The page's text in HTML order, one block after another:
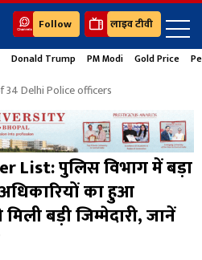
Follow लाइव टीवी
Donald Trump PM Modi Gold Price
34 Delhi Police officers
List: पुलिस विभाग में बड़ा
का हुआ
बड़ी जिम्मेदारी, जानें